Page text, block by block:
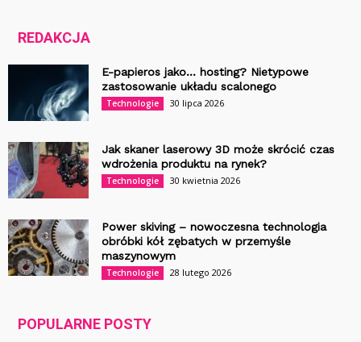
REDAKCJA
E-papieros jako… hosting? Nietypowe
zastosowanie układu scalonego
Technologie 30 lipca 2026
Jak skaner laserowy 3D może skrócić czas
wdrożenia produktu na rynek?
Technologie 30 kwietnia 2026
Power skiving – nowoczesna technologia
obróbki kół zębatych w przemyśle
maszynowym
Technologie 28 lutego 2026
POPULARNE POSTY